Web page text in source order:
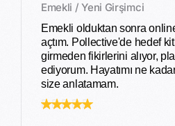
Emekli / Yeni Girşimci
Emekli olduktan sonra
açtım. Pollective'de hedef
girmeden fikirlerini alıyor,
ediyorum. Hayatımı ne kadar
size anlatamam.